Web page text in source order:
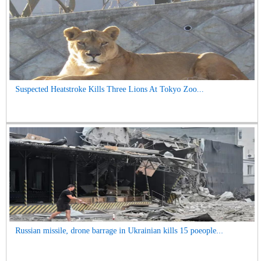
Suspected Heatstroke Kills Three Lions At Tokyo Zoo...
Russian missile, drone barrage in Ukrainian kills 15 poeople...